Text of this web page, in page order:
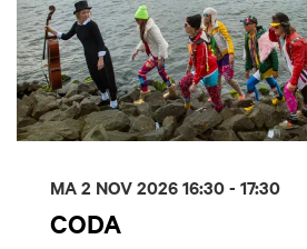
CODA
MA 2 NOV 202616:30 - 17:30